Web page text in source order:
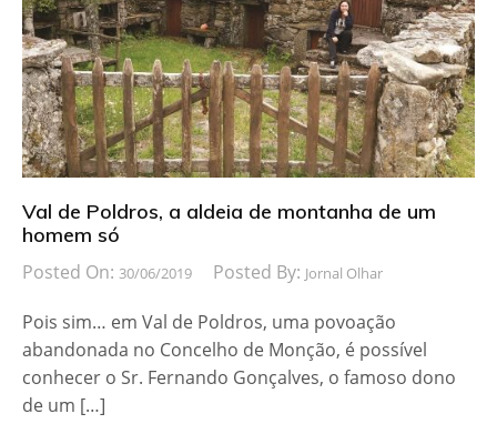
Val de Poldros, a aldeia de montanha de um
homem só
Posted On: 30/06/2019 Posted By: Jornal Olhar
Pois sim… em Val de Poldros, uma povoação
abandonada no Concelho de Monção, é possível
conhecer o Sr. Fernando Gonçalves, o famoso dono
de um […]